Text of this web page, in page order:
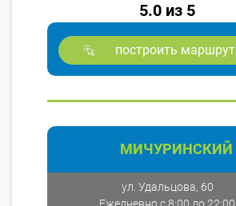
5.0 из 5
построить маршрут
МИЧУРИНСКИЙ
ул. Удальцова, 60